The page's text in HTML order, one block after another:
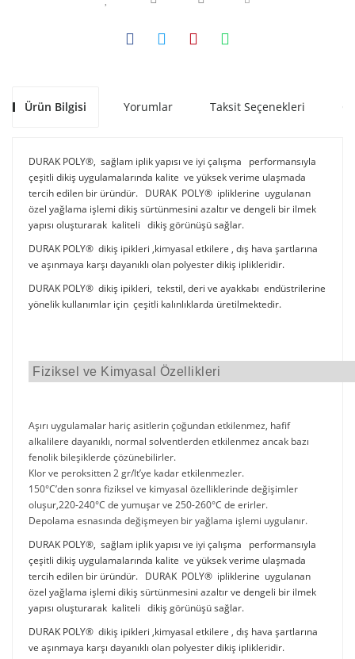
Ürün Bilgisi Yorumlar Taksit Seçenekleri
DURAK POLY®, sağlam iplik yapısı ve iyi çalışma performansıyla
çeşitli dikiş uygulamalarında kalite ve yüksek verime ulaşmada
tercih edilen bir üründür. DURAK POLY® ipliklerine uygulanan
özel yağlama işlemi dikiş sürtünmesini azaltır ve dengeli bir ilmek
yapısı oluşturarak kaliteli dikiş görünüşü sağlar.
DURAK POLY® dikiş ipikleri ,kimyasal etkilere , dış hava şartlarına
ve aşınmaya karşı dayanıklı olan polyester dikiş iplikleridir.
DURAK POLY® dikiş ipikleri, tekstil, deri ve ayakkabı endüstrilerine
yönelik kullanımlar için çeşitli kalınlıklarda üretilmektedir.
Fiziksel ve Kimyasal Özellikleri
Aşırı uygulamalar hariç asitlerin çoğundan etkilenmez, hafif
alkalilere dayanıklı, normal solventlerden etkilenmez ancak bazı
fenolik bileşiklerde çözünebilirler.
Klor ve peroksitten 2 gr/lt’ye kadar etkilenmezler.
150°C’den sonra fiziksel ve kimyasal özelliklerinde değişimler
oluşur,220-240°C de yumuşar ve 250-260°C de erirler.
Depolama esnasında değişmeyen bir yağlama işlemi uygulanır.
DURAK POLY®, sağlam iplik yapısı ve iyi çalışma performansıyla
çeşitli dikiş uygulamalarında kalite ve yüksek verime ulaşmada
tercih edilen bir üründür. DURAK POLY® ipliklerine uygulanan
özel yağlama işlemi dikiş sürtünmesini azaltır ve dengeli bir ilmek
yapısı oluşturarak kaliteli dikiş görünüşü sağlar.
DURAK POLY® dikiş ipikleri ,kimyasal etkilere , dış hava şartlarına
ve aşınmaya karşı dayanıklı olan polyester dikiş iplikleridir.